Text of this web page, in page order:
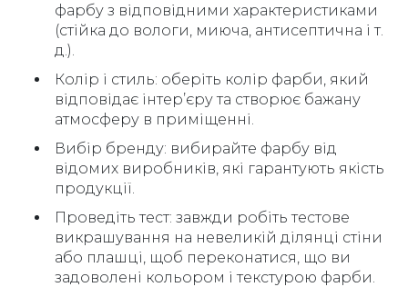
фарбу з відповідними характеристиками
(стійка до вологи, миюча, антисептична і т.
д.).
Колір і стиль: оберіть колір фарби, який
відповідає інтер’єру та створює бажану
атмосферу в приміщенні.
Вибір бренду: вибирайте фарбу від
відомих виробників, які гарантують якість
продукції.
Проведіть тест: завжди робіть тестове
викрашування на невеликій ділянці стіни
або плашці, щоб переконатися, що ви
задоволені кольором і текстурою фарби.